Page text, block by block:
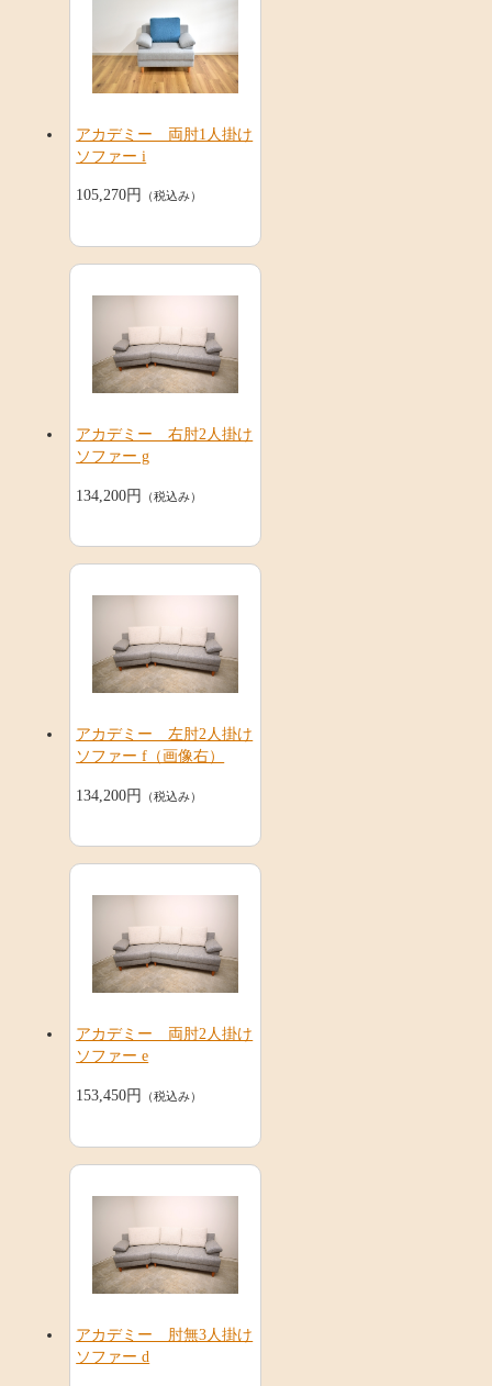
アカデミー 両肘1人掛け
ソファー i
105,270円 （税込み）
アカデミー 右肘2人掛け
ソファー g
134,200円 （税込み）
アカデミー 左肘2人掛け
ソファー f（画像右）
134,200円 （税込み）
アカデミー 両肘2人掛け
ソファー e
153,450円 （税込み）
アカデミー 肘無3人掛け
ソファー d